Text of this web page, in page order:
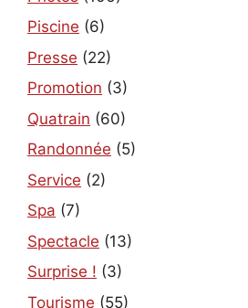
Piscine (6)
Presse (22)
Promotion (3)
Quatrain (60)
Randonnée (5)
Service (2)
Spa (7)
Spectacle (13)
Surprise ! (3)
Tourisme (55)